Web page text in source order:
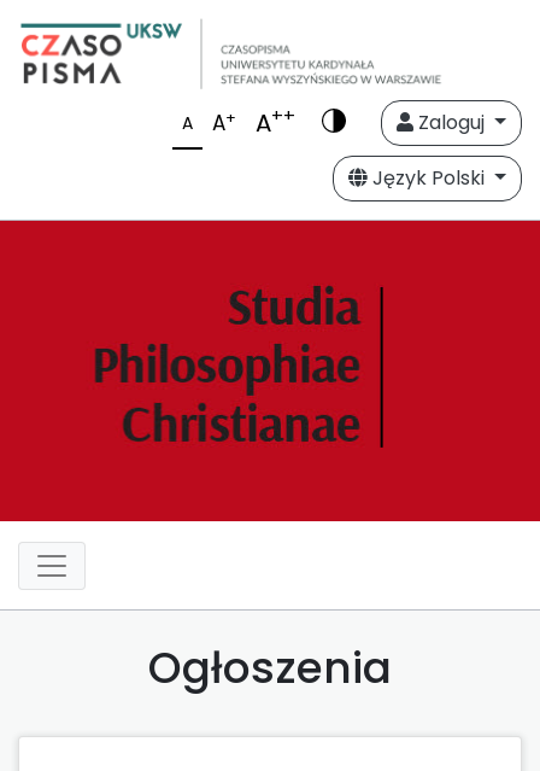
A A+ A++
Zaloguj
Język Polski
Ogłoszenia